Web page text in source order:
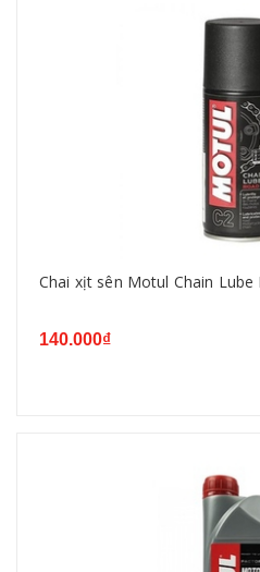
Chai xịt sên Motul Chain Lube
140.000₫